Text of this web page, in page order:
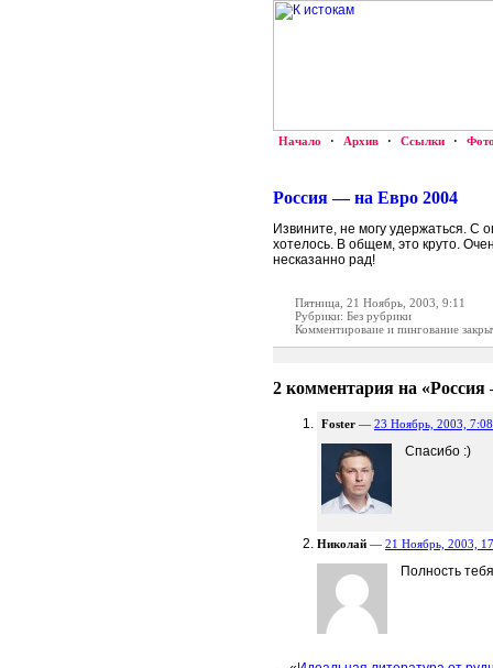
Начало · Архив · Ссылки ·
Россия — на Евро 2004
Извините, не могу удержаться. С
хотелось. В общем, это круто.
несказанно рад!
Пятница, 21 Ноябрь, 2003, 9:11
Рубрики: Без рубрики
Комментироваие и пингование
2 комментария на
Foster — 23 Ноябрь, 2003, 7:08
Спасибо :)
Николай — 21 Ноябрь, 2003,
Полность